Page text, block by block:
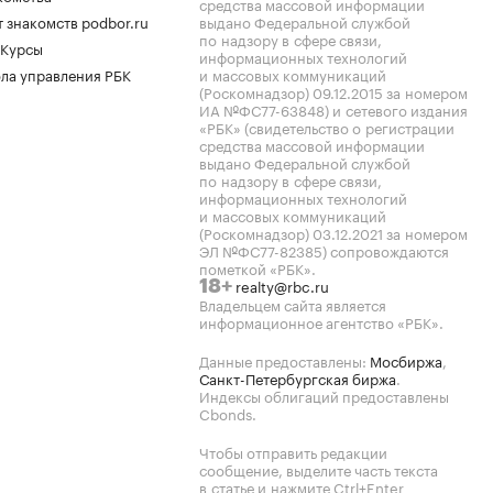
знакомств podbor.ru
управления РБК
выдано Федеральной службой
по надзору в сфере связи,
информационных технологий
и массовых коммуникаций
(Роскомнадзор) 09.12.2015 за номером
ИА №ФС77-63848) и сетевого издания
«РБК» (свидетельство о регистрации
средства массовой информации
выдано Федеральной службой
по надзору в сфере связи,
информационных технологий
и массовых коммуникаций
(Роскомнадзор) 03.12.2021 за номером
ЭЛ №ФС77-82385) сопровождаются
пометкой «РБК».
18+ realty@rbc.ru
Владельцем сайта является
информационное агентство «РБК».
Данные предоставлены: Мосбиржа,
Санкт-Петербургская биржа.
Индексы облигаций предоставлены
Cbonds.
Чтобы отправить редакции
сообщение, выделите часть текста
в статье и нажмите Ctrl+Enter